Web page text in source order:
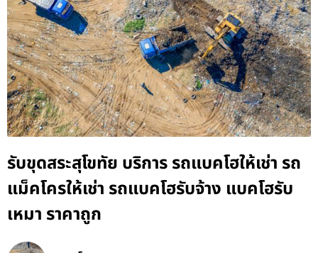
รับขุดสระสุโขทัย บริการ รถแบคโฮให้เช่า รถ
แม็คโครให้เช่า รถแบคโฮรับจ้าง แบคโฮรับ
เหมา ราคาถูก